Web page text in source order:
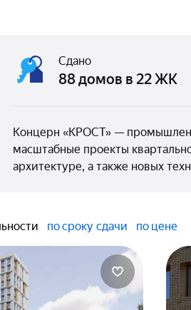
Сдано
88 домов в 22 ЖК
Концерн «КРОСТ» —
масштабные проекты
архитектуре, а также новых
по сроку сдачи по цене